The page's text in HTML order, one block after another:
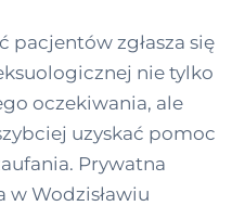
pacjentów zgłasza się
nie tylko
oczekiwania, ale
uzyskać pomoc
Prywatna
w Wodzisławiu